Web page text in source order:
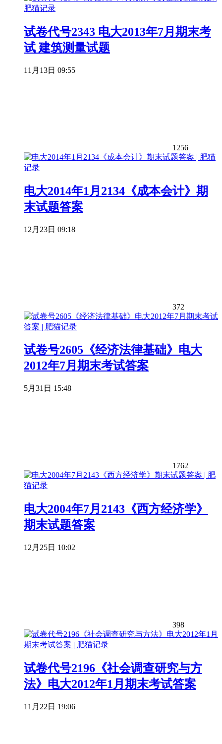
试卷代号2343 电大2013年7月期末考
试 建筑测量试题
11月13日 09:55
1256
电大2014年1月2134《成本会计》期
末试题答案
12月23日 09:18
372
试卷号2605《经济法律基础》电大
2012年7月期末考试答案
5月31日 15:48
1762
电大2004年7月2143《西方经济学》
期末试题答案
12月25日 10:02
398
试卷代号2196《社会调查研究与方
法》电大2012年1月期末考试答案
11月22日 19:06